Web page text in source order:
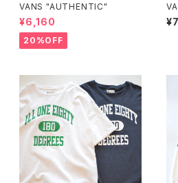
VANS "AUTHENTIC"
¥6,160
20%OFF
all